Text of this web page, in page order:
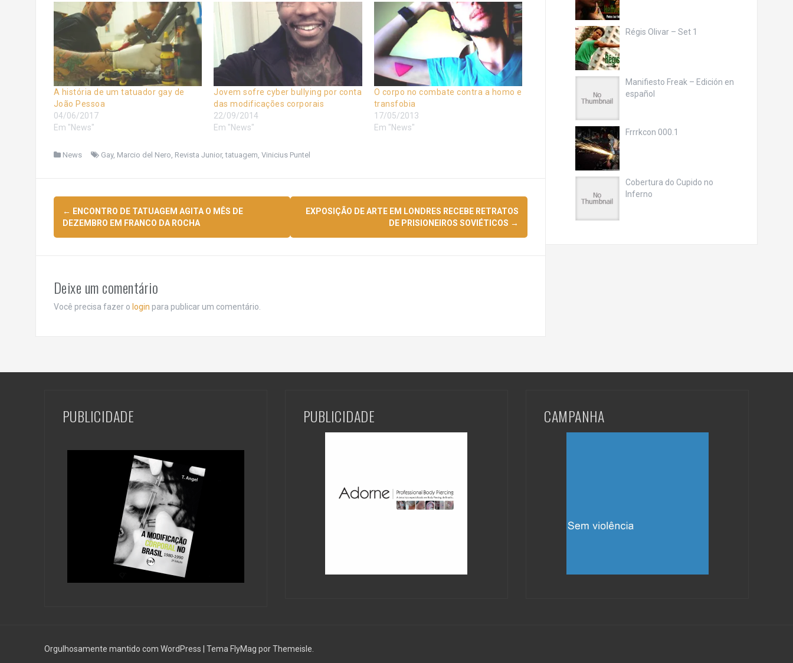
A história de um tatuador gay de
João Pessoa
04/06/2017
Em "News"
Jovem sofre cyber bullying por conta
das modificações corporais
22/09/2014
Em "News"
O corpo no combate contra a homo e
transfobia
17/05/2013
Em "News"
News Gay, Marcio del Nero, Revista Junior,tatuagem, Vinicius Puntel
Navegação
de
← ENCONTRO DE TATUAGEM AGITA O MÊS DE
DEZEMBRO EM FRANCO DA ROCHA
EXPOSIÇÃO DE ARTE EM LONDRES RECEBE RETRATOS
DE PRISIONEIROS SOVIÉTICOS →
Deixe um comentário
Você precisa fazer o login para publicar um comentário.
Régis Olivar – Set 1
Manifiesto Freak – Edición en
español
Frrrkcon 000.1
Cobertura do Cupido no
Inferno
PUBLICIDADE PUBLICIDADE CAMPANHA
Orgulhosamente mantido com WordPress Tema FlyMag por Themeisle.